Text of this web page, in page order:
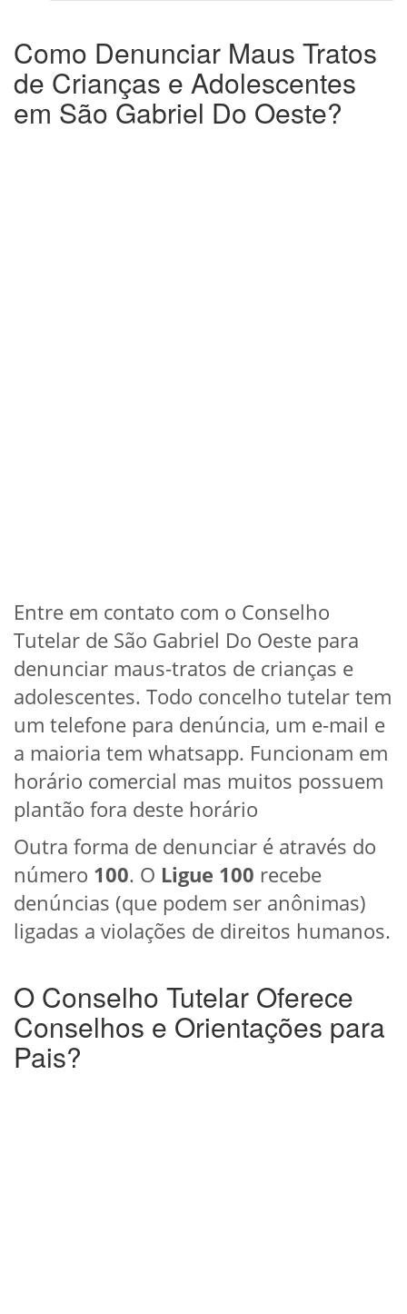
Como Denunciar Maus Tratos
de Crianças e Adolescentes
em São Gabriel Do Oeste?
Entre em contato com o Conselho
Tutelar de São Gabriel Do Oeste para
denunciar maus-tratos de crianças e
adolescentes. Todo concelho tutelar tem
um telefone para denúncia, um e-mail e
a maioria tem whatsapp. Funcionam em
horário comercial mas muitos possuem
plantão fora deste horário
Outra forma de denunciar é através do
número 100. O Ligue 100 recebe
denúncias (que podem ser anônimas)
ligadas a violações de direitos humanos.
O Conselho Tutelar Oferece
Conselhos e Orientações para
Pais?